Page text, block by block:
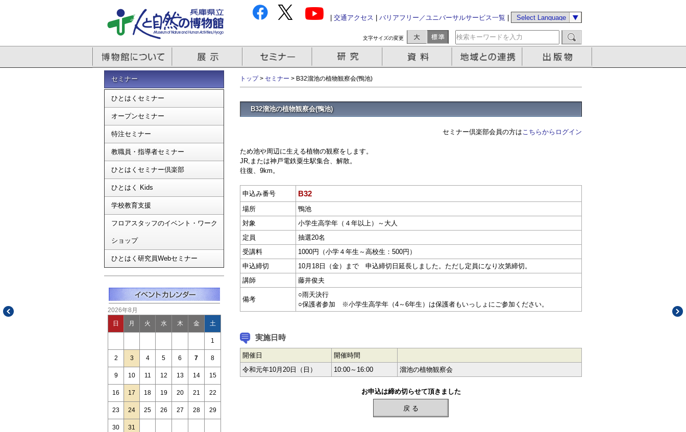
交通アクセス バリアフリー／ユニバーサルサービス一覧
文字サイズの変更
セミナー
ひとはくセミナー
オープンセミナー
特注セミナー
教職員・指導者セミナー
ひとはくセミナー倶楽部
ひとはく Kids
学校教育支援
フロアスタッフのイベント・ワーク
ショップ
ひとはく研究員Webセミナー
2026年8月
日 月 火 水 木 金 土
1
2 3 4 5 6 7 8
9 10 11 12 13 14 15
16 17 18 19 20 21 22
23 24 25 26 27 28 29
30 31
トップ> セミナー > B32溜池の植物観察会(鴨池)
B32溜池の植物観察会(鴨池)
セミナー倶楽部会員の方はこちらからログイン
ため池や周辺に生える植物の観察をします。
JR,または神戸電鉄粟生駅集合、解散。
往復、9km。
申込み番号 B32
場所
鴨池
対象
小学生高学年（４年以上）～大人
定員
抽選20名
受講料
1000円（小学４年生～高校生：500円）
申込締切
10月18日（金）まで 申込締切日延長しました。ただし定員になり次第締切。
講師
藤井俊夫
備考
○雨天決行
○保護者参加 ※小学生高学年（4～6年生）は保護者もいっしょにご参加ください。
実施日時
開催日
開催時間
令和元年10月20日（日）
10:00～16:00 溜池の植物観察会
お申込は締め切らせて頂きました
戻 る